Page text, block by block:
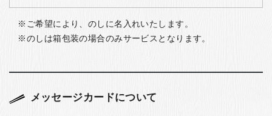
ご希望により、のしに名入れいたします。
のしは箱包装の場合のみサービスとなります。
メッセージカードについて